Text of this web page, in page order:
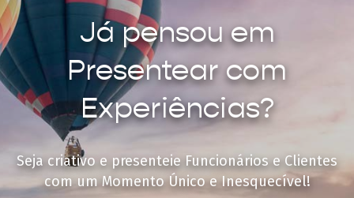
Já pensou em
Presentear com
Experiências?
Seja criativo e presenteie Funcionários e Clientes
com um Momento Único e Inesquecível!